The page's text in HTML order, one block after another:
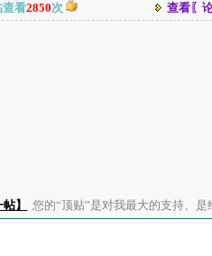
查看2850次 查看〖
】 您的“顶贴”是对我最大的支持、